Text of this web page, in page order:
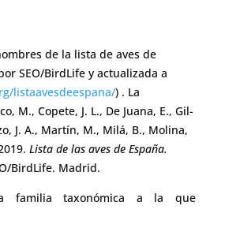
de la lista de aves de
SEO/BirdLife y actualizada a
listaavesdeespana/) . La
M., Copete, J. L., De Juana, E., Gil-
J. A., Martín, M., Milá, B., Molina,
Lista de las aves de España.
BirdLife. Madrid.
familia taxonómica a la que